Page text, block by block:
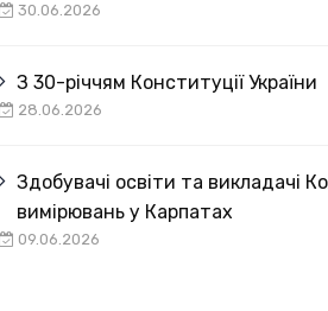
30.06.2026
З 30-річчям Конституції України
28.06.2026
Здобувачі освіти та викладачі
вимірювань у Карпатах
09.06.2026